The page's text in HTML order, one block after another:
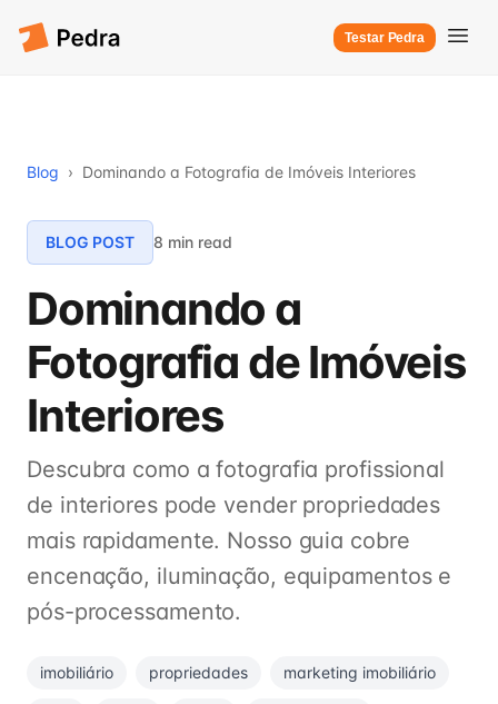
Testar Pedra
Blog › Dominando a Fotografia de Imóveis Interiores
BLOG POST 8 min read
Dominando a
Fotografia de Imóveis
Interiores
Descubra como a fotografia profissional
de interiores pode vender propriedades
mais rapidamente. Nosso guia cobre
encenação, iluminação, equipamentos e
pós-processamento.
imobiliário propriedades marketing imobiliário